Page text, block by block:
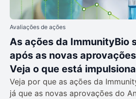
Avaliações de ações
As ações da ImmunityBio
após as novas
Veja o que está
Veja por que as ações da
já que as novas aprovações do